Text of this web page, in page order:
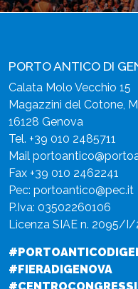
PORTO ANTICO DI
Calata Molo Vecchio 15
Magazzini del Cotone,
16128 Genova
Tel. +39 010 2485711
Mail
Fax +39 010 2462241
Pec: portoantico@pec.it
P.Iva: 03502260106
Licenza SIAE n. 2095/I/
#FIERADIGENOVA